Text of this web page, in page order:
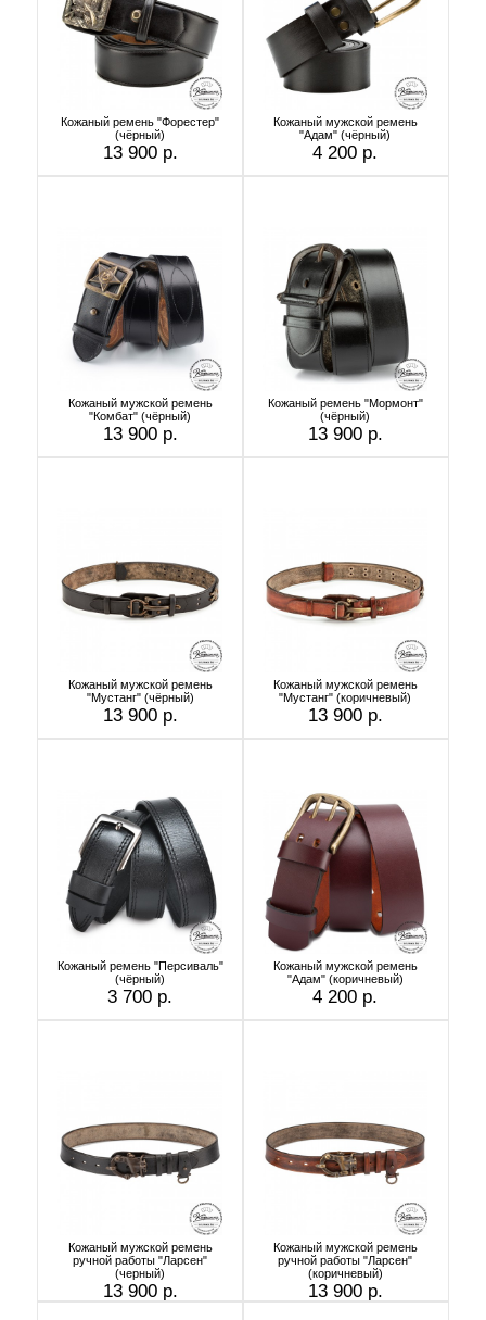
Кожаный ремень "Форестер"
(чёрный)
13 900 р.
Кожаный мужской ремень
"Адам" (чёрный)
4 200 р.
Кожаный мужской ремень
"Комбат" (чёрный)
13 900 р.
Кожаный ремень "Мормонт"
(чёрный)
13 900 р.
Кожаный мужской ремень
"Мустанг" (чёрный)
13 900 р.
Кожаный мужской ремень
"Мустанг" (коричневый)
13 900 р.
Кожаный ремень "Персиваль"
(чёрный)
3 700 р.
Кожаный мужской ремень
"Адам" (коричневый)
4 200 р.
Кожаный мужской ремень
ручной работы "Ларсен"
(черный)
13 900 р.
Кожаный мужской ремень
ручной работы "Ларсен"
(коричневый)
13 900 р.